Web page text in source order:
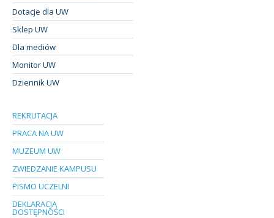
Dotacje dla UW
Sklep UW
Dla mediów
Monitor UW
Dziennik UW
REKRUTACJA
PRACA NA UW
MUZEUM UW
ZWIEDZANIE KAMPUSU
PISMO UCZELNI
DEKLARACJA
DOSTĘPNOŚCI